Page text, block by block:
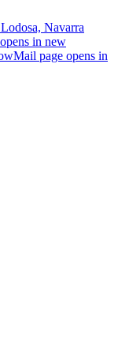
Navarra
in new
Mail page opens in